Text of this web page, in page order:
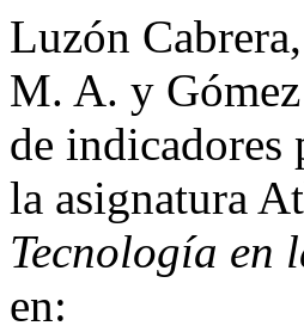
Luzón
M. A. y
de indicadores
la asignatura
Tecnología en
en: